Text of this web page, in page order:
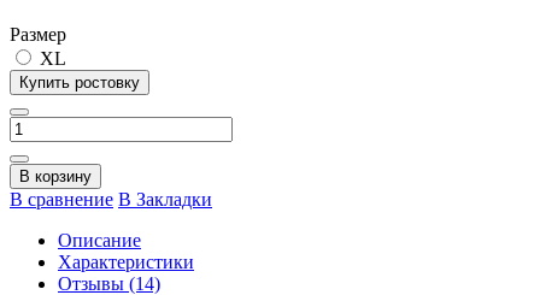
Размер
XL
Купить ростовку
В корзину
В сравнение В Закладки
Описание
Характеристики
Отзывы (14)